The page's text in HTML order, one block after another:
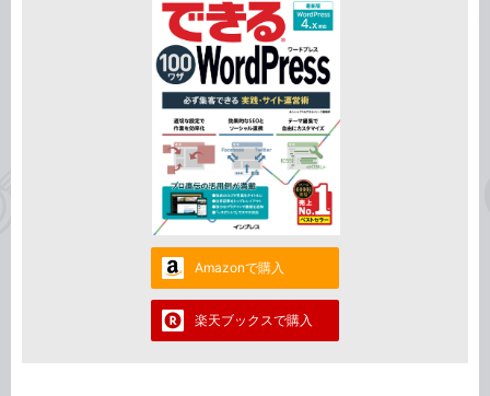
Amazonで購入
楽天ブックスで購入